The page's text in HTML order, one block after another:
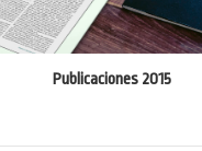
Publicaciones 2015